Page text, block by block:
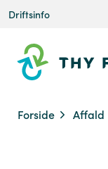
Driftsinfo
Forside Affald